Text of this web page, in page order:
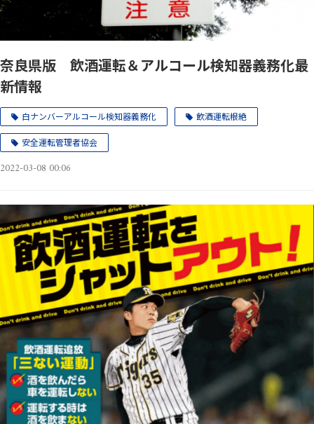
奈良県版 飲酒運転＆アルコール検知器義務化最
新情報
白ナンバーアルコール検知器義務化 飲酒運転根絶
安全運転管理者協会
2022-03-08 00:06